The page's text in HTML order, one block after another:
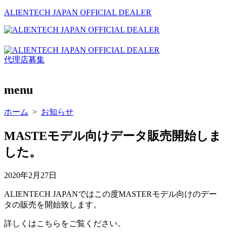
ALIENTECH JAPAN OFFICIAL DEALER
ニ
ュ
代理店募集
menu
ホーム > お知らせ
MASTEモデル向けデータ販売開始しま
した。
公
日
2020年2月27日
ALIENTECH JAPANではこの度MASTERモデル向けのデー
タの販売を開始致します。
詳しくはこちらをご覧ください。